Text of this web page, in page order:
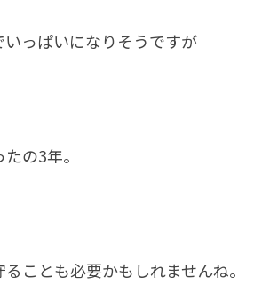
っぱいになりそうですが
の3年。
ことも必要かもしれませんね。